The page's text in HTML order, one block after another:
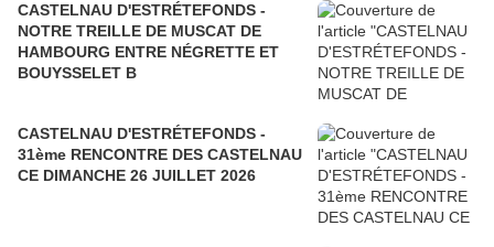
CASTELNAU D'ESTRÉTEFONDS -
NOTRE TREILLE DE MUSCAT DE
HAMBOURG ENTRE NÉGRETTE ET
BOUYSSELET B
CASTELNAU D'ESTRÉTEFONDS -
31ème RENCONTRE DES CASTELNAU
CE DIMANCHE 26 JUILLET 2026